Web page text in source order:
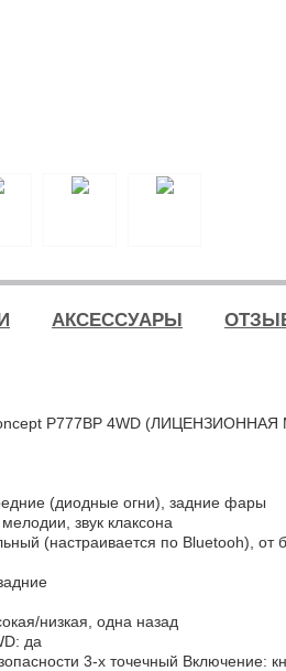
АКСЕССУАРЫ
P777BP 4WD
(диодные огни), задние фары
звук клаксона
(настраивается по Bluetooh), от
низкая, одна назад
да
3-х точечный Включение: